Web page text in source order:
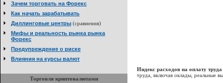
Зачем торговать на Форекс
Как начать зарабатывать
Диллинговые центры (сравнения)
Мифы и реальность рынка рынка
Форекс
Предупреждение о риске
Влияния на курсы валют
Торговля криптовалютами
Индекс расходов на оплату
труда, включая оклады, реальные